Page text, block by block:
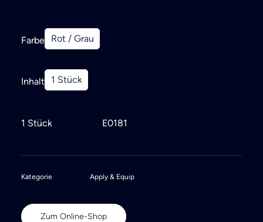
Farbe Rot / Grau
Inhalt 1 Stück
1 Stück E0181
Kategorie Apply & Equip
Zum Online-Shop